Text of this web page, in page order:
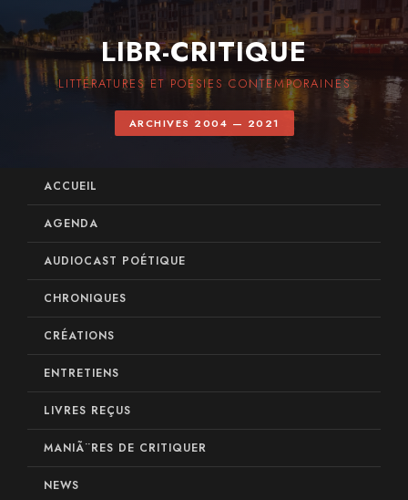
LIBR-CRITIQUE
LITTÉRATURES ET POÉSIES CONTEMPORAINES
ARCHIVES 2004 — 2021
ACCUEIL
AGENDA
AUDIOCAST POÉTIQUE
CHRONIQUES
CRÉATIONS
ENTRETIENS
LIVRES REÇUS
MANIÃ¨RES DE CRITIQUER
NEWS